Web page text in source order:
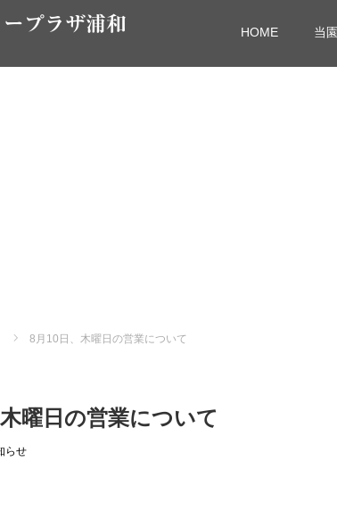
プラザ浦和 HOME 当
8月10日、木曜日の営業について
曜日の営業について
らせ